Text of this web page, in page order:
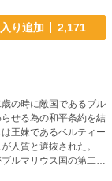
り追加 2,171
の時に敵国であるブル
せる為の和平条約を結
王妹であるベルティー
人質と選抜された。
ルマリウス国の第二王
た。そして六年の協議